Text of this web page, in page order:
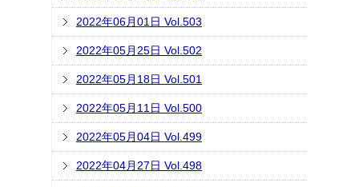
2022年06月01日 Vol.503
2022年05月25日 Vol.502
2022年05月18日 Vol.501
2022年05月11日 Vol.500
2022年05月04日 Vol.499
2022年04月27日 Vol.498